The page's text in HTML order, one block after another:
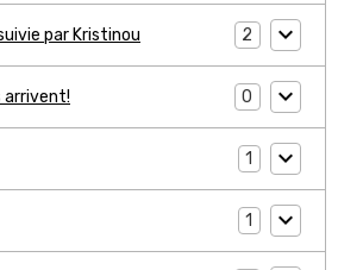
par Kristinou 2
arrivent! 0
1
1